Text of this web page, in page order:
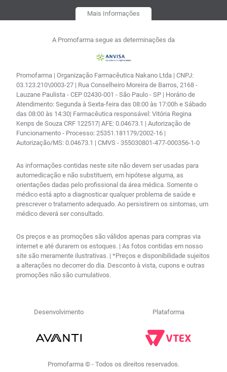
30,76sem
－ Comprar
Mais Informações
A Promofarma segue as determinações da
Promofarma | Organização Farmacêutica Nakano Ltda | CNPJ:
03.123.210\0003-27 | Rua Conselheiro Moreira de Barros, 2168 -
Lauzane Paulista - CEP 02430-001 - São Paulo - SP | Horário de
Atendimento: Segunda à Sexta-feira das 08:00 às 17:00h e Sábado
das 08:00 às 14:30| Farmacêutica responsável: Vitória Regina
Kenps de Souza CRF 122517| AFE: 0.04673.1 | Autorização de
Funcionamento - Processo: 25351.181179/2002-16 |
Autorização/MS: 0.04673.1 | CMVS - 355030801-477-000356-1-0
As informações contidas neste site não devem ser usadas para
automedicação e não substituem, em hipótese alguma, as
orientações dadas pelo profissional da área médica. Somente o
médico está apto a diagnosticar qualquer problema de saúde e
prescrever o tratamento adequado. Ao persistirem os sintomas, um
médico deverá ser consultado.
Os preços e as promoções são válidos apenas para compras via
internet e até durarem os estoques. | As fotos contidas em nosso
site são meramente ilustrativas. | *Preços e disponibilidade sujeitos
a alterações no decorrer do dia. Desconto à vista, cupons e outras
promoções não são cumulativos.
Desenvolvimento Plataforma
Promofarma © - Todos os direitos reservados.